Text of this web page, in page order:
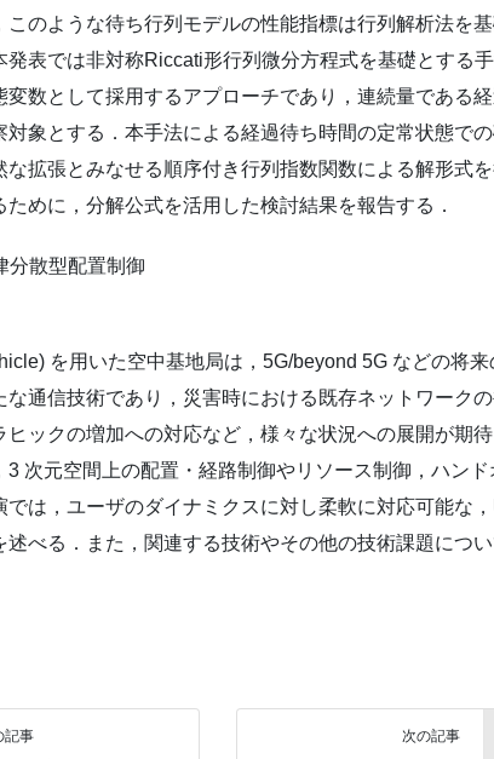
のような待ち行列モデルの性能指標は行列解析法を
表では非対称Riccati形行列微分方程式を基礎とする
数として採用するアプローチであり，連続量である
対象とする．本手法による経過待ち時間の定常状態で
な拡張とみなせる順序付き行列指数関数による解形式
めに，分解公式を活用した検討結果を報告する．
分散型配置制御
を用いた空中基地局は，5G/beyond 5G などの将
な通信技術であり，災害時における既存ネットワーク
ヒックの増加への対応など，様々な状況への展開が期
3 次元空間上の配置・経路制御やリソース制御，ハン
では，ユーザのダイナミクスに対し柔軟に対応可能な
べる．また，関連する技術やその他の技術課題につい
記事 次の記事